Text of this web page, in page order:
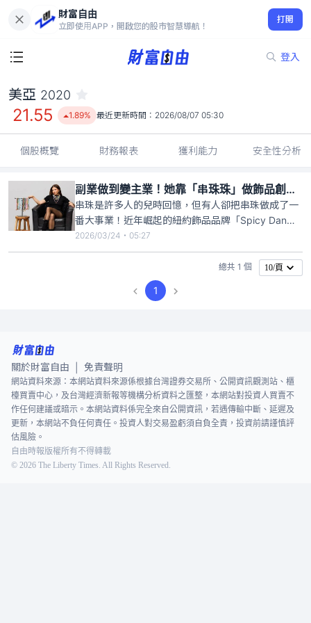
財富自由
立即使用APP，開啟您的股市智慧導航！
打開
登入
21.55
1.89%
美亞 2020
21.55 1.89% 最近更新時間： 2026/08/07 05:30
個股概覽 財務報表 獲利能力 安全性分析
副業做到變主業！她靠「串珠珠」做飾品創業成功 年營收破8000萬元
串珠是許多人的兒時回憶，但有人卻把串珠做成了一
番大事業！近年崛起的紐約飾品品牌「Spicy Dan」
創辦人美亞（Danielle Meyer）在2023年正式創業，
該品牌營收快速成長，今年營收預估將達250萬美元
（約新台幣8088萬元）。從疫情期間被裁員、將手
作飾品當副業開始，到成功抓住社群爆紅機會
2026/03/24・05:27
總共 1 個 10/頁
1
關於財富自由 免責聲明
網站資料來源：本網站資料來源係根據台灣證券交易所、公開資訊觀測站、櫃
檯買賣中心，及台灣經濟新報等機構分析資料之匯整，本網站對投資人買賣不
作任何建議或暗示。本網站資料係完全來自公開資訊，若遇傳輸中斷、延遲及
更新，本網站不負任何責任。投資人對交易盈虧須自負全責，投資前請謹慎評
估風險。
自由時報版權所有不得轉載
© 2026 The Liberty Times. All Rights Reserved.